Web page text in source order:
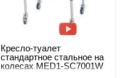
Кресло-туалет
стандартное стальное на
колесах MED1-SC7001W